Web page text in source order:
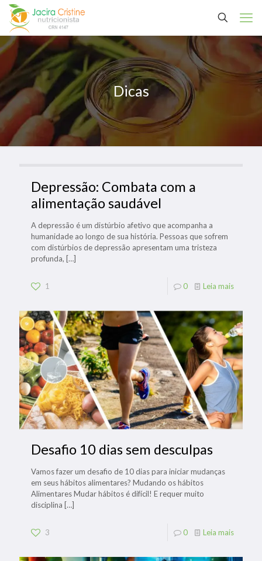
Dicas
Depressão: Combata com a
alimentação saudável
A depressão é um distúrbio afetivo que acompanha a
humanidade ao longo de sua história. Pessoas que sofrem
com distúrbios de depressão apresentam uma tristeza
profunda, […]
1 0 Leia mais
Desafio 10 dias sem desculpas
Vamos fazer um desafio de 10 dias para iniciar mudanças
em seus hábitos alimentares? Mudando os hábitos
Alimentares Mudar hábitos é difícil! E requer muito
disciplina […]
3 0 Leia mais